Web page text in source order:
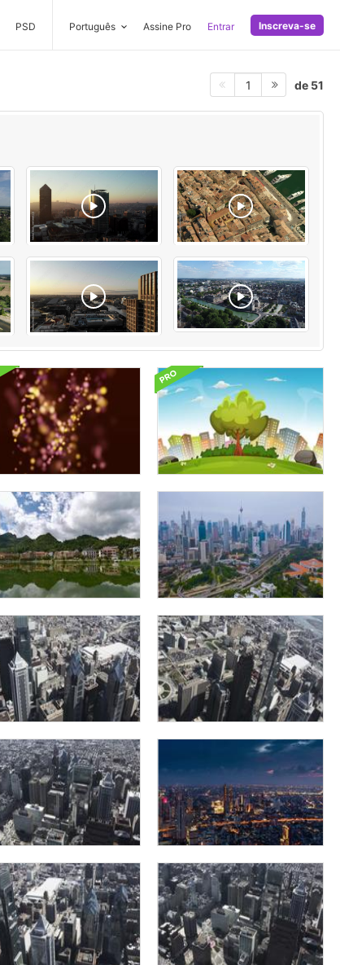
PSD Português Assine Pro Entrar Inscreva-se
1 de 51